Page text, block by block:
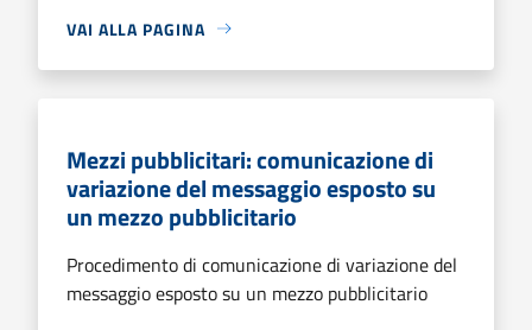
VAI ALLA PAGINA
Mezzi pubblicitari: comunicazione di
variazione del messaggio esposto su
un mezzo pubblicitario
Procedimento di comunicazione di variazione del
messaggio esposto su un mezzo pubblicitario